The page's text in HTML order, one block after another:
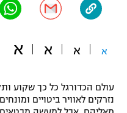
"מחצית בשכונה" –
משתתפים וזוכים
תקנון משתתפים וזוכים
טניס
ספורט מוטורי
כדורמים
א א א א
עולם הכדורגל כל כך שקוע
נזרקים לאוויר ביטויים